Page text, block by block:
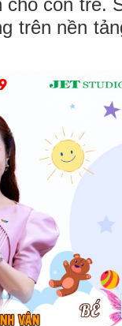
cho con trẻ.
trên nền